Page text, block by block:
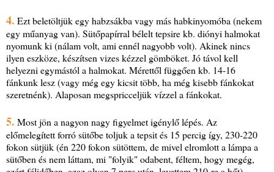
4. Ezt beletöltjük egy habzsákba vagy más habkinyomóba (nekem
egy műanyag van). Sütőpapírral bélelt tepsire kb. diónyi halmokat
nyomunk ki (nálam volt, ami ennél nagyobb volt). Akinek nincs
ilyen eszköze, készítsen vizes kézzel gömböket. Jó távol kell
helyezni egymástól a halmokat. Mérettől függően kb. 14-16
fánkunk lesz (vagy még egy kicsit több, ha még kisebb fánkokat
szeretnénk). Alaposan megspricceljük vízzel a fánkokat.
5. Most jön a nagyon nagy figyelmet igénylő lépés. Az
előmelegített forró sütőbe toljuk a tepsit és 15 percig így, 230-220
fokon sütjük (én 220 fokon sütöttem, de mivel elromlott a lámpa a
sütőben és nem láttam, mi "folyik" odabent, féltem, hogy megég,